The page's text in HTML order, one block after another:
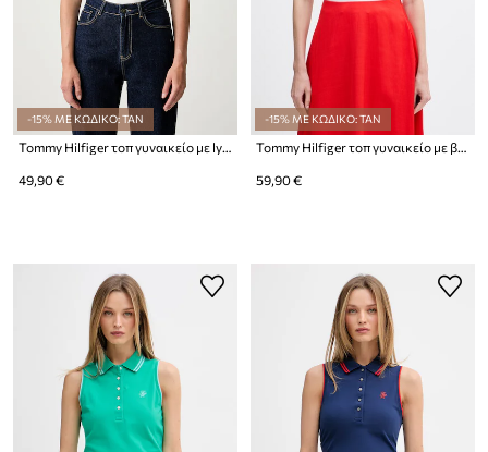
-15% ΜΕ ΚΩΔΙΚΟ: TAN
Tommy Hilfiger τοπ γυναικείο με lyocell
49,90 €
-15% ΜΕ ΚΩΔΙΚΟ: TAN
Tommy Hilfiger τοπ γυναικείο με βισκόζη
59,90 €